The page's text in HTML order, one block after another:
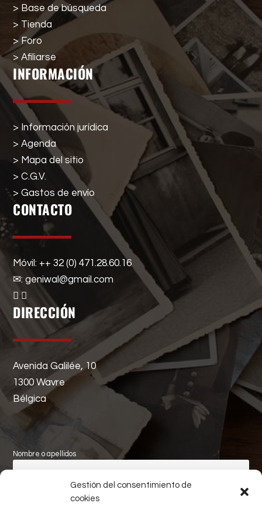
Gestión del consentimiento de
cookies
> Base de búsqueda
> Tienda
> Foro
> Afiliarse
INFORMACIÓN
> Información jurídica
> Agenda
> Mapa del sitio
> C.G.V.
> Gastos de envío
CONTACTO
Móvil: ++ 32 (0) 471.28.60.16
✉: geniwal@gmail.com
DIRECCIÓN
Avenida Galilée, 10
1300 Wavre
Bélgica
Nombre o apellidos